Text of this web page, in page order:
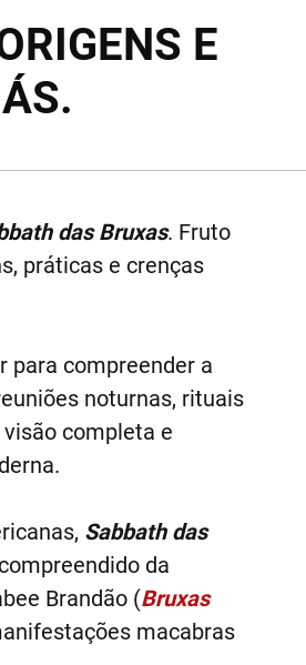
E
das Bruxas. Fruto
práticas e crenças
para compreender a
noturnas, rituais
completa e
Sabbath das
da
Brandão (Bruxas
macabras